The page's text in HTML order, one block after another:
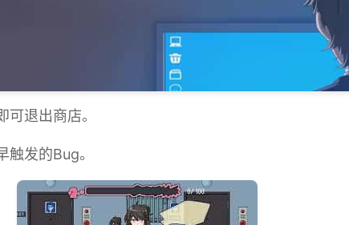
退出商店。
发的Bug。